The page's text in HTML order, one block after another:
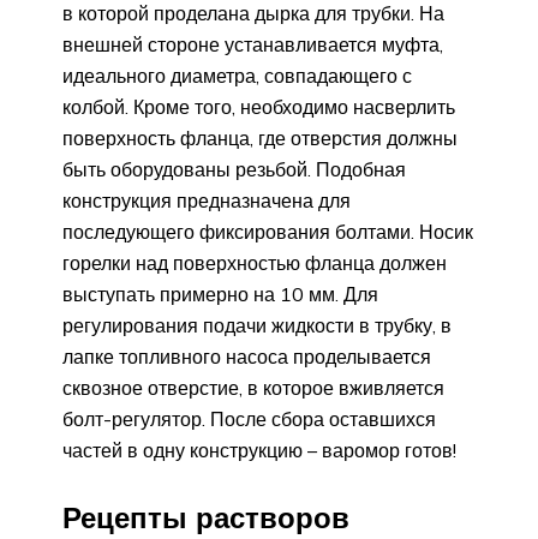
в которой проделана дырка для трубки. На
внешней стороне устанавливается муфта,
идеального диаметра, совпадающего с
колбой. Кроме того, необходимо насверлить
поверхность фланца, где отверстия должны
быть оборудованы резьбой. Подобная
конструкция предназначена для
последующего фиксирования болтами. Носик
горелки над поверхностью фланца должен
выступать примерно на 10 мм. Для
регулирования подачи жидкости в трубку, в
лапке топливного насоса проделывается
сквозное отверстие, в которое вживляется
болт-регулятор. После сбора оставшихся
частей в одну конструкцию – варомор готов!
Рецепты растворов